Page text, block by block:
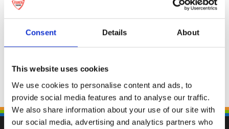
Consent Details About
This website uses cookies
We use cookies to personalise content and ads, to
provide social media features and to analyse our traffic.
We also share information about your use of our site with
our social media, advertising and analytics partners who